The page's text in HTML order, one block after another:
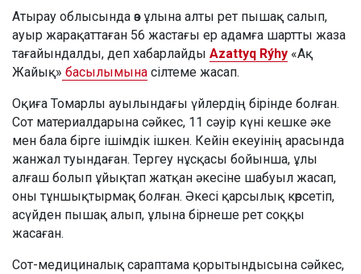
Атырау облысында өз ұлына алты рет пышақ салып,
ауыр жарақаттаған 56 жастағы ер адамға шартты жаза
тағайындалды, деп хабарлайды Azattyq Rýhy «Ақ
Жайық» басылымына сілтеме жасап.
Оқиға Томарлы ауылындағы үйлердің бірінде болған.
Сот материалдарына сәйкес, 11 сәуір күні кешке әке
мен бала бірге ішімдік ішкен. Кейін екеуінің арасында
жанжал туындаған. Тергеу нұсқасы бойынша, ұлы
алғаш болып ұйықтап жатқан әкесіне шабуыл жасап,
оны тұншықтырмақ болған. Әкесі қарсылық көрсетіп,
асүйден пышақ алып, ұлына бірнеше рет соққы
жасаған.
Сот-медициналық сараптама қорытындысына сәйкес,